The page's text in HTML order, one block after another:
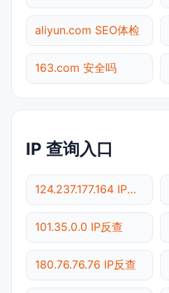
aliyun.com SEO体检
163.com 安全吗
IP 查询入口
124.237.177.164 IP反查
101.35.0.0 IP反查
180.76.76.76 IP反查